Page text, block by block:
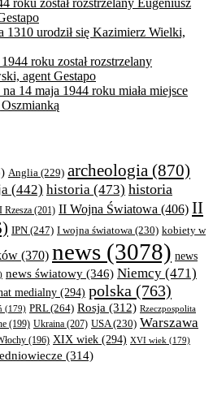
roku został rozstrzelany Eugeniusz
1310 urodził się Kazimierz Wielki,
roku został rozstrzelany
agent Gestapo
14 maja 1944 roku miała miejsce
Anglia (229) archeologia (870)
(442) historia (473) historia
Rzesza (201) II Wojna Światowa (406) II
IPN (247) I wojna światowa (230) kobiety w
(370) news (3078) news
news światowy (346) Niemcy (471)
medialny (294) polska (763)
(179) PRL(264) Rosja (312) Rzeczpospolita
(199) Ukraina (207) USA(230) Warszawa
(196) XIX wiek (294) XVI wiek (179)
(314)